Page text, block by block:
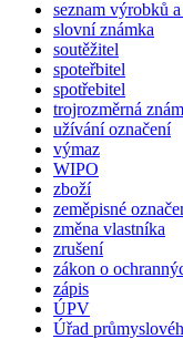
seznam výrobků
slovní známka
soutěžitel
spoteřbitel
spotřebitel
trojrozměrná
užívání označení
výmaz
WIPO
zboží
zeměpisné
změna vlastníka
zrušení
zákon o
zápis
ÚPV
Úřad